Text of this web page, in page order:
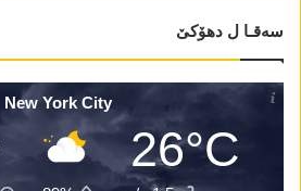
سەقـا ل دھۆکێ
New York City
26°C